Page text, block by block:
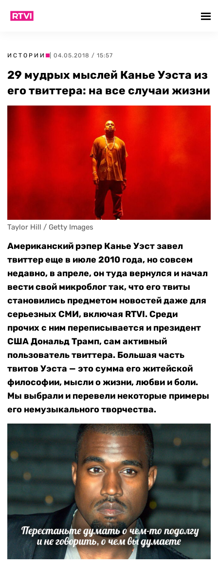
ИСТОРИИ | 04.05.2018 / 15:57
29 мудрых мыслей Канье Уэста из
его твиттера: на все случаи жизни
Taylor Hill / Getty Images
Американский рэпер Канье Уэст завел
твиттер еще в июле 2010 года, но совсем
недавно, в апреле, он туда вернулся и начал
вести свой микроблог так, что его твиты
становились предметом новостей даже для
серьезных СМИ, включая RTVI. Среди
прочих с ним переписывается и президент
США Дональд Трамп, сам активный
пользователь твиттера. Большая часть
твитов Уэста — это сумма его житейской
философии, мысли о жизни, любви и боли.
Мы выбрали и перевели некоторые примеры
его немузыкального творчества.